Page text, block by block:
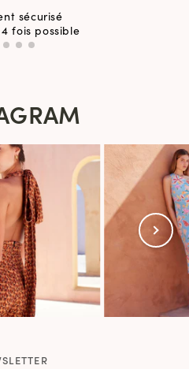
sécurisé
4 fois possible